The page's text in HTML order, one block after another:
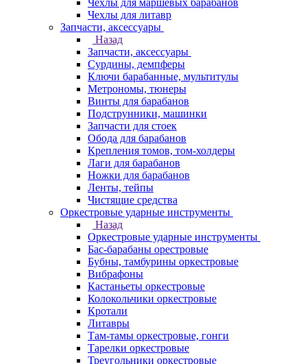
Чехлы для маршевых барабанов
Чехлы для литавр
Запчасти, аксессуары
Назад
Запчасти, аксессуары
Сурдины, демпферы
Ключи барабанные, мультитулы
Метрономы, тюнеры
Винты для барабанов
Подструнники, машинки
Запчасти для стоек
Обода для барабанов
Крепления томов, том-холдеры
Лаги для барабанов
Ножки для барабанов
Ленты, тейпы
Чистящие средства
Оркестровые ударные инструменты
Назад
Оркестровые ударные инструменты
Бас-барабаны орестровые
Бубны, тамбурины оркестровые
Вибрафоны
Кастаньеты оркестровые
Колокольчики оркестровые
Кротали
Литавры
Там-тамы оркестровые, гонги
Тарелки оркестровые
Треугольники оркестровые